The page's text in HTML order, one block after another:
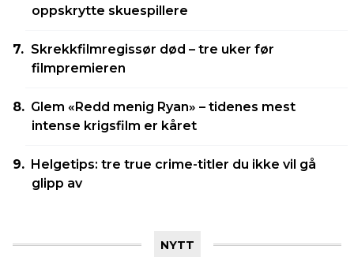
oppskrytte skuespillere
Skrekkfilmregissør død – tre uker før
filmpremieren
Glem «Redd menig Ryan» – tidenes mest
intense krigsfilm er kåret
Helgetips: tre true crime-titler du ikke vil gå
glipp av
NYTT